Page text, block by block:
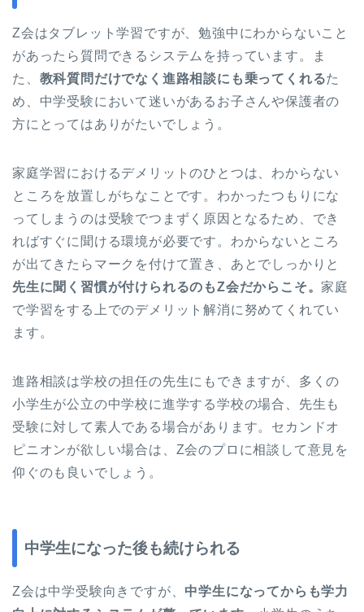
Z会はタブレット学習ですが、勉強中にわからないこと
があったら質問できるシステムを持っています。ま
た、 教科質問だけでなく進路相談にも乗ってくれるた
め、中学受験において迷いがあるお子さんや保護者の
方にとってはありがたいでしょう。
家庭学習におけるデメリットのひとつは、わからない
ところを放置しがちなことです。わかったつもりにな
ってしまうのは受験でつまずく原因となるため、でき
ればすぐに聞ける環境が必要です。わからないところ
が出てきたらマークを付けて置き、あとでしっかりと
先生に聞く習慣が付けられるのもZ会だからこそ。 家庭
で学習をする上でのデメリット解消に努めてくれてい
ます。
進路相談は学校の担任の先生にもできますが、多くの
小学生が公立の中学校に進学する学校の場合、先生も
受験に対して素人である場合があります。セカンドオ
ピニオンが欲しい場合は、Z会のプロに相談して意見を
仰ぐのも良いでしょう。
中学生になった後も続けられる
Z会は中学受験向きですが、 中学生になってからも学力